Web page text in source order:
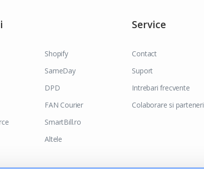
Shopify
SameDay
DPD
FAN Courier
SmartBill.ro
Altele
Service
Contact
Suport
Intrebari frecvente
Colaborare si parteneri